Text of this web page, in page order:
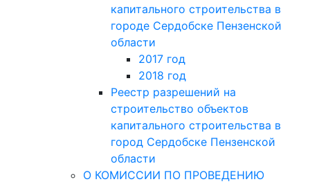
капитального строительства в
городе Сердобске Пензенской
области
2017 год
2018 год
Реестр разрешений на
строительство объектов
капитального строительства в
город Сердобске Пензенской
области
О КОМИССИИ ПО ПРОВЕДЕНИЮ